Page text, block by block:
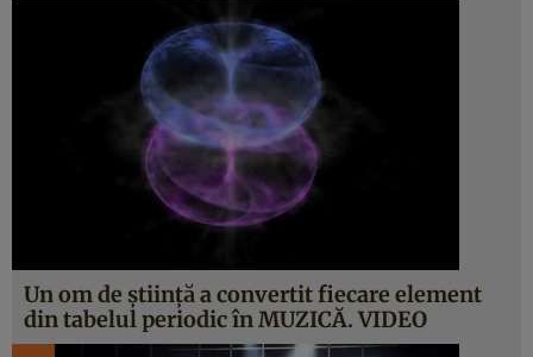
Un om de ştiinţă a convertit fiecare element
din tabelul periodic în MUZICĂ. VIDEO